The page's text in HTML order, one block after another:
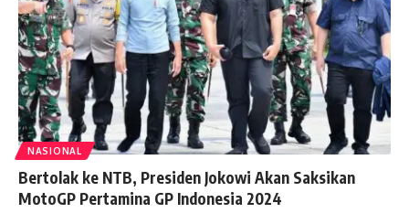
NASIONAL
Bertolak ke NTB, Presiden Jokowi Akan Saksikan
MotoGP Pertamina GP Indonesia 2024